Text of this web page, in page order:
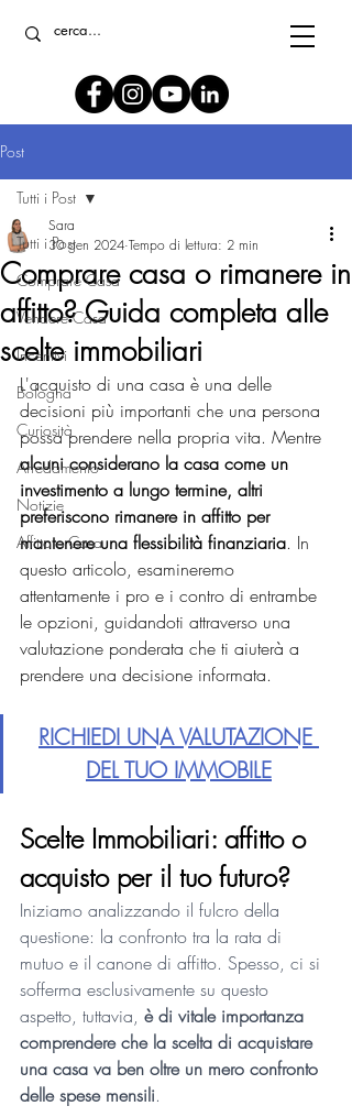
Post
Tutti i Post
Comprare Casa
Vendere Casa
Incentivi
Bologna
Curiosità
Arredamento
Notizie
Affittare Casa
Tutti i Post
Comprare casa o rimanere in
affitto? Guida completa alle
scelte immobiliari
Sara
30 gen 2024 Tempo di lettura: 2 min
L'acquisto di una casa è una delle
decisioni più importanti che una persona
possa prendere nella propria vita. Mentre
alcuni considerano la casa come un
investimento a lungo termine, altri
preferiscono rimanere in affitto per
mantenere una flessibilità finanziaria. In
questo articolo, esamineremo
attentamente i pro e i contro di entrambe
le opzioni, guidandoti attraverso una
valutazione ponderata che ti aiuterà a
prendere una decisione informata.
RICHIEDI UNA VALUTAZIONE
DEL TUO IMMOBILE
Scelte Immobiliari: affitto o
acquisto per il tuo futuro?
Iniziamo analizzando il fulcro della
questione: la confronto tra la rata di
mutuo e il canone di affitto. Spesso, ci si
sofferma esclusivamente su questo
aspetto, tuttavia, è di vitale importanza
comprendere che la scelta di acquistare
una casa va ben oltre un mero confronto
delle spese mensili.